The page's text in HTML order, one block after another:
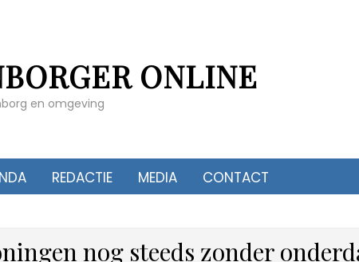
ONLINE
en omgeving
REDACTIE MEDIA CONTACT
nog steeds zonder